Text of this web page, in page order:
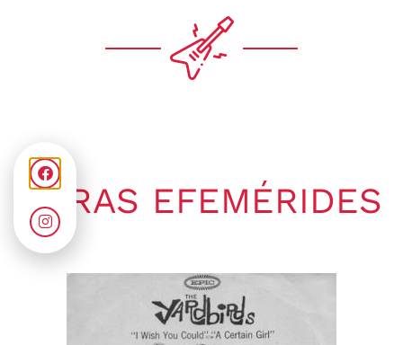
OTRAS EFEMÉRIDES